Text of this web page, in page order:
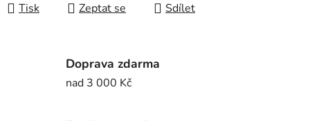
Tisk Zeptat se Sdílet
Doprava zdarma
nad 3 000 Kč